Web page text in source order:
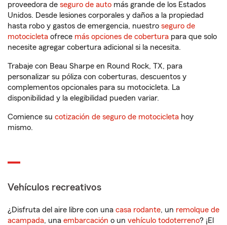
proveedora de seguro de auto más grande de los Estados
Unidos. Desde lesiones corporales y daños a la propiedad
hasta robo y gastos de emergencia, nuestro seguro de
motocicleta ofrece más opciones de cobertura para que solo
necesite agregar cobertura adicional si la necesita.
Trabaje con Beau Sharpe en Round Rock, TX, para
personalizar su póliza con coberturas, descuentos y
complementos opcionales para su motocicleta. La
disponibilidad y la elegibilidad pueden variar.
Comience su cotización de seguro de motocicleta hoy
mismo.
Vehículos recreativos
¿Disfruta del aire libre con una casa rodante, un remolque de
acampada, una embarcación o un vehículo todoterreno? ¡El